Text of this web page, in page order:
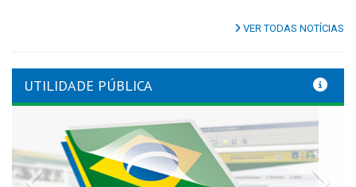
VER TODAS NOTÍCIAS
UTILIDADE PÚBLICA
Previous